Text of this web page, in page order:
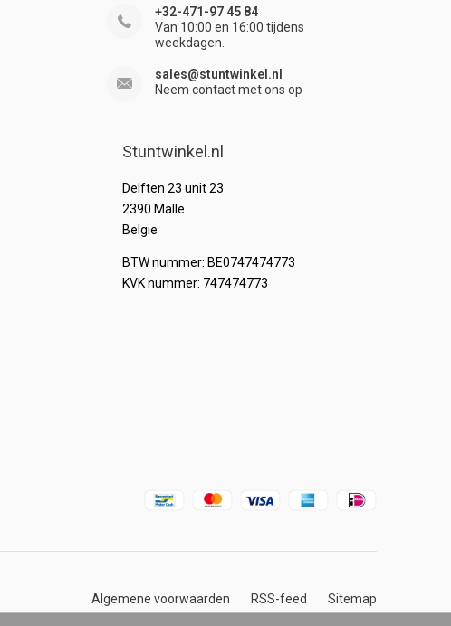
+32-471-97 45 84
Van 10:00 en 16:00 tijdens
weekdagen.
sales@stuntwinkel.nl
Neem contact met ons op
Stuntwinkel.nl
Delften 23 unit 23
2390 Malle
Belgie
BTW nummer: BE0747474773
KVK nummer: 747474773
Algemene voorwaarden RSS-feed Sitemap